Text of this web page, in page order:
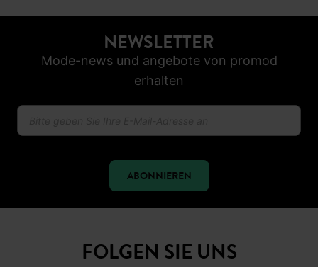
NEWSLETTER
Mode-news und angebote von promod
erhalten
ABONNIEREN
FOLGEN SIE UNS